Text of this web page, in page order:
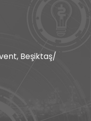
Beşiktaş/